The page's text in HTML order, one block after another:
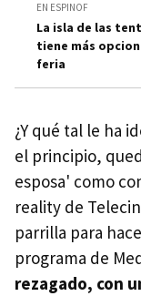
EN ESPINOF
La isla de las
tiene más
feria
¿Y qué tal le ha
el principio,
esposa' como
reality de
parrilla para
programa de
rezagado, con